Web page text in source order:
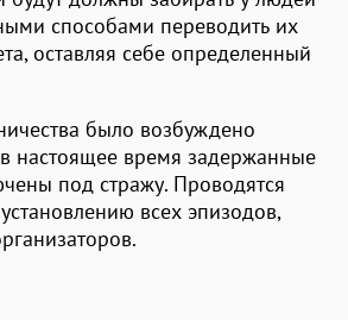
способами переводить их
оставляя себе определенный
было возбуждено
настоящее время задержанные
под стражу. Проводятся
всех эпизодов,